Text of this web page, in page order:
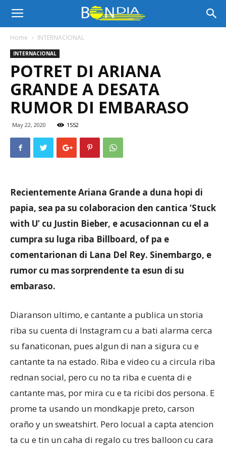
Bon
Dia
Aruba
Aruba
Home INTERNACIONAL
INTERNACIONAL
POTRET DI ARIANA
GRANDE A DESATA
RUMOR DI EMBARASO
May 22, 2020 1552
Recientemente Ariana Grande a duna hopi di
papia, sea pa su colaboracion den cantica ‘Stuck
with U’ cu Justin Bieber, e acusacionnan cu el a
cumpra su luga riba Billboard, of pa e
comentarionan di Lana Del Rey. Sinembargo, e
rumor cu mas sorprendente ta esun di su
embaraso.
Diaranson ultimo, e cantante a publica un storia
riba su cuenta di Instagram cu a bati alarma cerca
su fanaticonan, pues algun di nan a sigura cu e
cantante ta na estado. Riba e video cu a circula riba
rednan social, pero cu no ta riba e cuenta di e
cantante mas, por mira cu e ta ricibi dos persona. E
prome ta usando un mondkapje preto, carson
oraño y un sweatshirt. Pero locual a capta atencion
ta cu e tin un caha di regalo cu tres balloon cu cara